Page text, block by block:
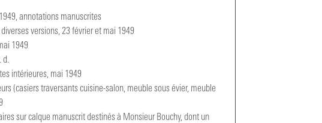
annotations manuscrites
versions, 23 février et mai 1949
1949
d.
intérieures, mai 1949
(casiers traversants cuisine-salon, meuble sous évier, meuble
sur calque manuscrit destinés à Monsieur Bouchy, dont un